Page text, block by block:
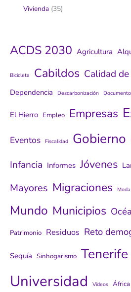
Vivienda (35)
ACDS 2030 Agricultura
Bicicleta Cabildos Calidad
Dependencia Descarbonización
El Hierro Empleo Empresas
Eventos Fiscalidad Gobierno
Infancia Informes Jóvenes
Mayores Migraciones
Mundo Municipios
Patrimonio Residuos Reto
Sequía Sinhogarismo Tenerife
Universidad Vídeos África